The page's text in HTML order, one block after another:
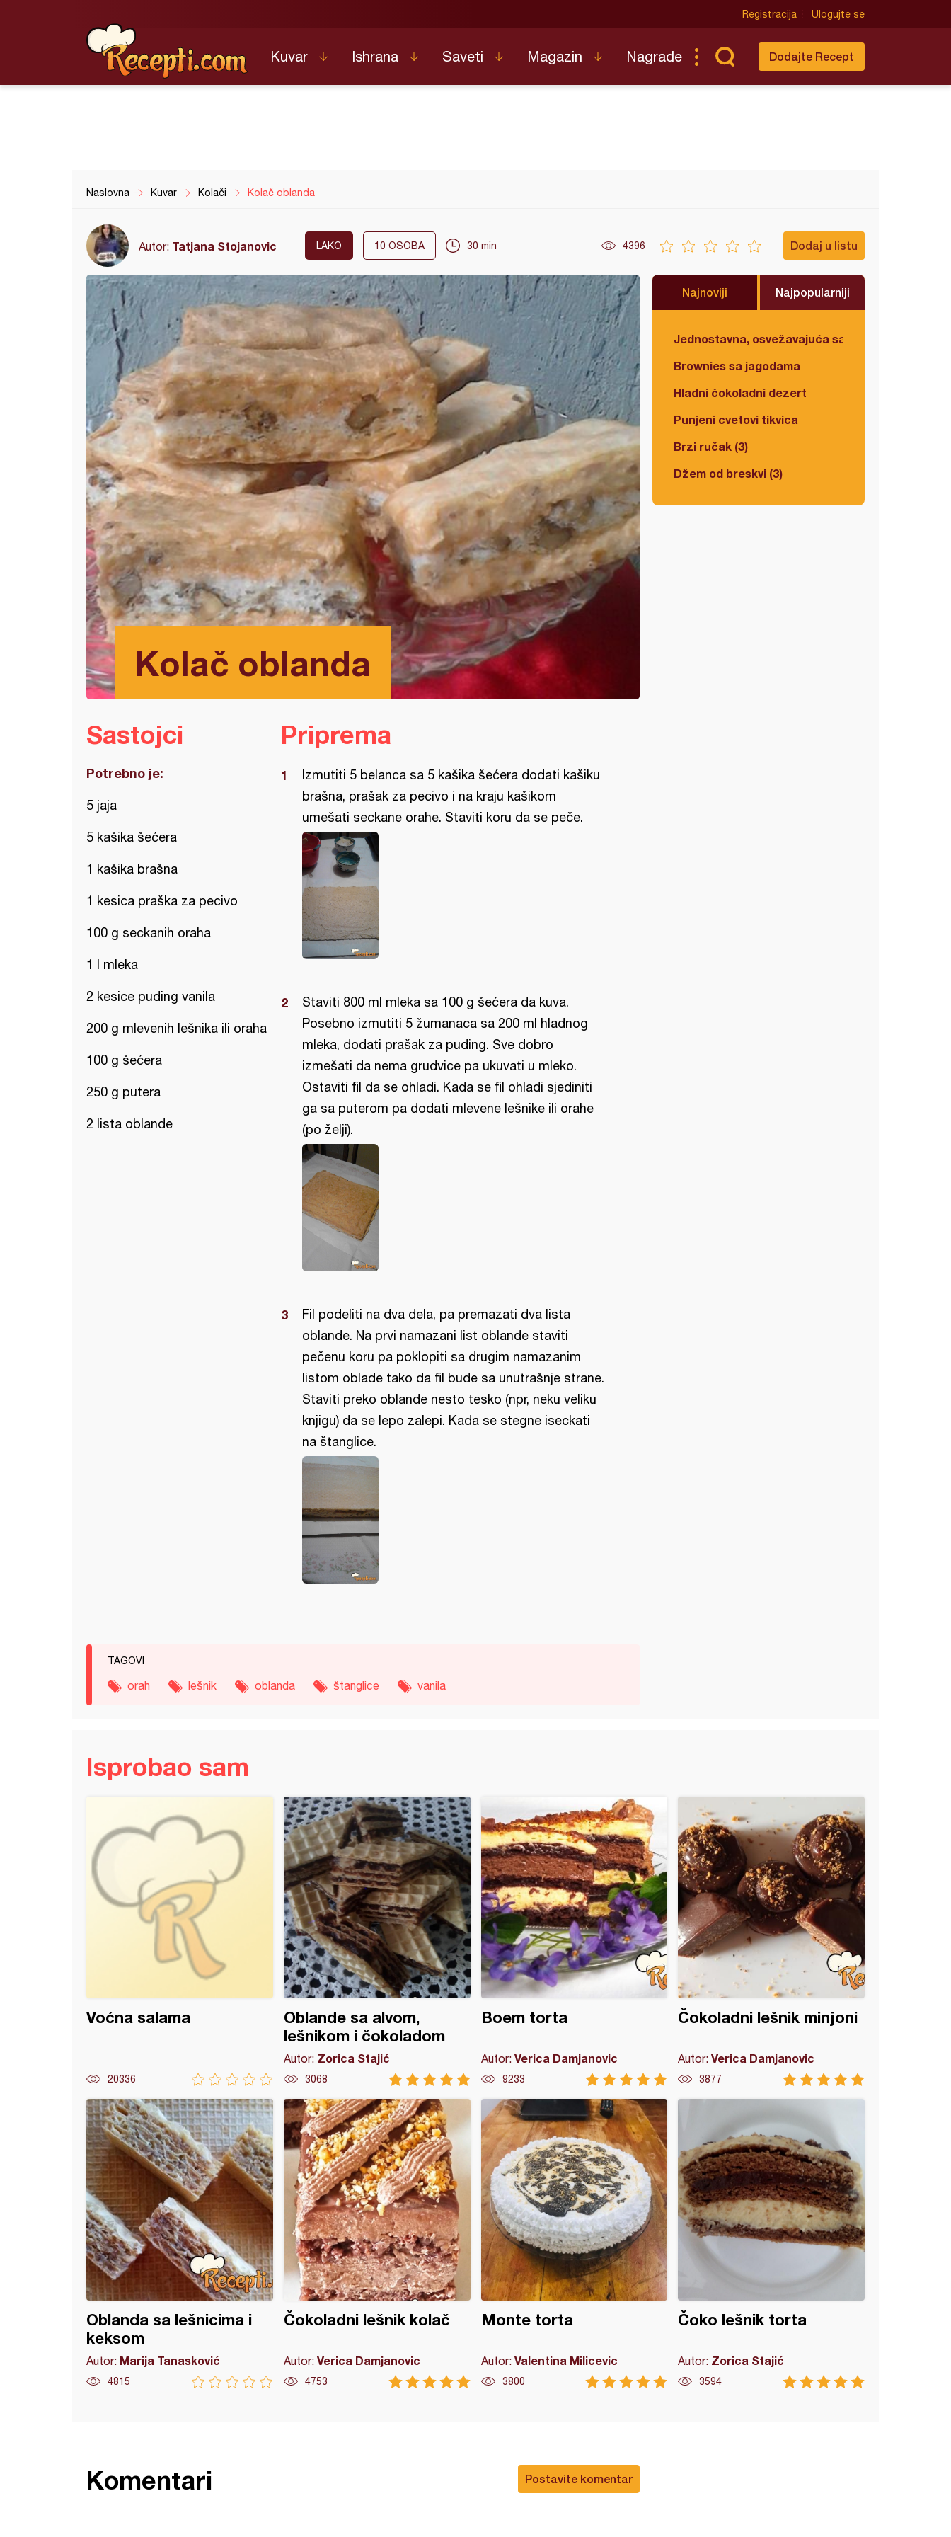
Registracija Ulogujte se
Kuvar Ishrana Saveti Magazin Nagrade Dodajte Recept
Naslovna Kuvar Kolači Kolač oblanda
Autor: Tatjana Stojanovic LAKO 10 OSOBA 30 min 4396 Dodaj u listu
Kolač oblanda
Najnoviji Najpopularniji
Jednostavna, osvežavajuća salata
Brownies sa jagodama
Hladni čokoladni dezert
Punjeni cvetovi tikvica
Brzi ručak (3)
Džem od breskvi (3)
Sastojci
Potrebno je:
5 jaja
5 kašika šećera
1 kašika brašna
1 kesica praška za pecivo
100 g seckanih oraha
1 l mleka
2 kesice puding vanila
200 g mlevenih lešnika ili oraha
100 g šećera
250 g putera
2 lista oblande
Priprema
Izmutiti 5 belanca sa 5 kašika šećera dodati kašiku
brašna, prašak za pecivo i na kraju kašikom
umešati seckane orahe. Staviti koru da se peče.
Staviti 800 ml mleka sa 100 g šećera da kuva.
Posebno izmutiti 5 žumanaca sa 200 ml hladnog
mleka, dodati prašak za puding. Sve dobro
izmešati da nema grudvice pa ukuvati u mleko.
Ostaviti fil da se ohladi. Kada se fil ohladi sjediniti
ga sa puterom pa dodati mlevene lešnike ili orahe
(po želji).
Fil podeliti na dva dela, pa premazati dva lista
oblande. Na prvi namazani list oblande staviti
pečenu koru pa poklopiti sa drugim namazanim
listom oblade tako da fil bude sa unutrašnje strane.
Staviti preko oblande nesto tesko (npr, neku veliku
knjigu) da se lepo zalepi. Kada se stegne iseckati
na štanglice.
TAGOVI
orah lešnik oblanda štanglice vanila
Isprobao sam
Voćna salama
20336
Oblande sa alvom,
lešnikom i čokoladom
Autor: Zorica Stajić
3068
Boem torta
Autor: Verica Damjanovic
9233
Čokoladni lešnik minjoni
Autor:Verica Damjanovic
3877
Oblanda sa lešnicima i
keksom
Autor: Marija Tanasković
4815
Čokoladni lešnik kolač
Autor: Verica Damjanovic
4753
Monte torta
Autor: Valentina Milicevic
3800
Čoko lešnik torta
Autor: Zorica Stajić
3594
Postavite komentar
Komentari